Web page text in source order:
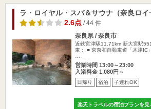
ラ・ロイヤル・スパ＆サウナ（奈良ロイ
2.6点/ 44 件
奈良県 / 奈良市
近鉄宮津駅11.71km 新大宮駅
車： ■ 京奈和自動車道「木津IC
営業時間 13:00～23:00
入浴料金 1,080円～
日帰り 宿泊 子連れOK
楽天トラベルの宿泊プランを見